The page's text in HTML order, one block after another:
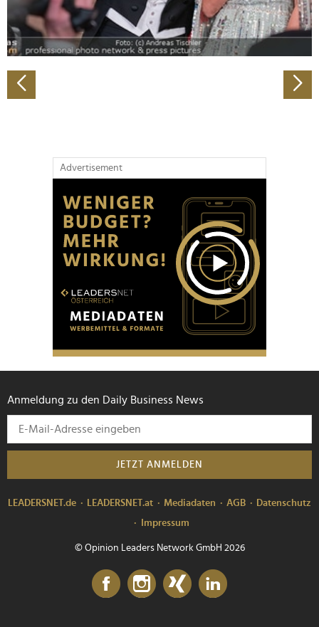
zu können und die Zugriffe auf unsere Website zu
analysieren. Außerdem geben wir Informationen zu Ihrer
Verwendung unserer Website an unsere Partner für
Partner führen diese Informationen möglicherweise mit
weiteren Daten zusammen, die Sie ihnen bereitgestellt
Advertisement
Anmeldung zu den Daily Business News
JETZT ANMELDEN
LEADERSNET.de LEADERSNET.at Mediadaten AGB
Datenschutz
Impressum
© Opinion Leaders Network GmbH 2026